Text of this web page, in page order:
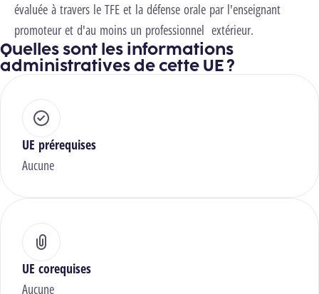
évaluée à travers le TFE et la défense orale par l'enseignant
promoteur et d'au moins un professionnel extérieur.
Quelles sont les informations
administratives de cette UE ?
UE prérequises
Aucune
UE corequises
Aucune